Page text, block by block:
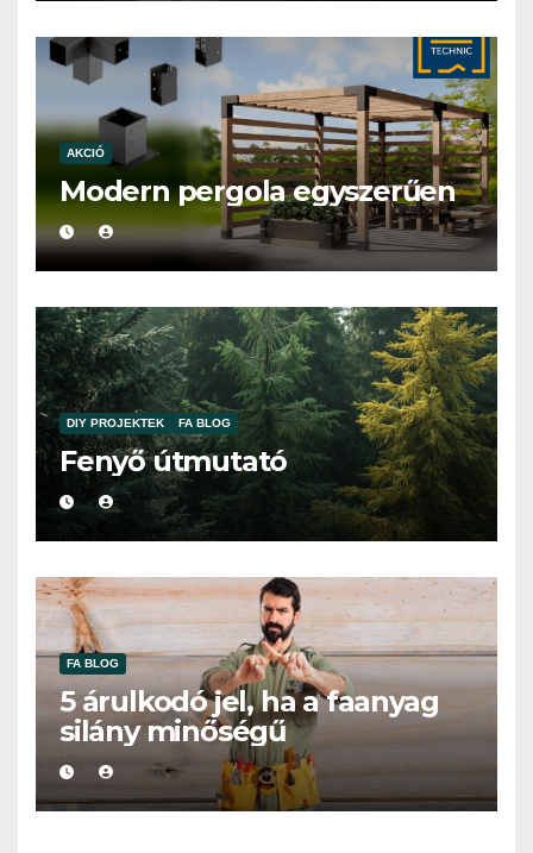
AKCIÓ
Modern pergola egyszerűen
DIY PROJEKTEK FA BLOG
Fenyő útmutató
FA BLOG
5 árulkodó jel, ha a faanyag
silány minőségű